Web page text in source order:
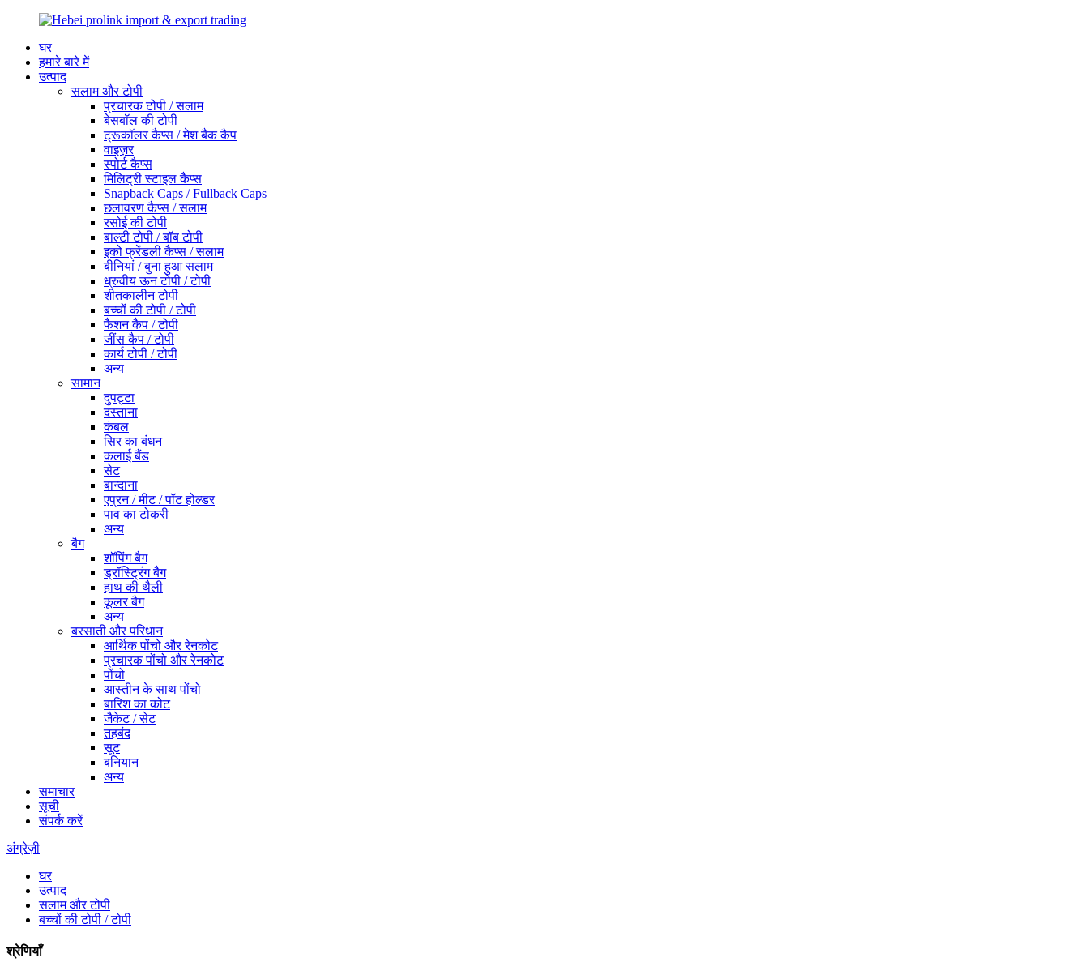
घर
हमारे बारे में
उत्पाद
सलाम और टोपी
प्रचारक टोपी / सलाम
बेसबॉल की टोपी
ट्रूकॉलर कैप्स / मेश बैक कैप
वाइज़र
स्पोर्ट कैप्स
मिलिट्री स्टाइल कैप्स
Snapback Caps / Fullback Caps
छलावरण कैप्स / सलाम
रसोई की टोपी
बाल्टी टोपी / बॉब टोपी
इको फ्रेंडली कैप्स / सलाम
बीनियां / बुना हुआ सलाम
ध्रुवीय ऊन टोपी / टोपी
शीतकालीन टोपी
बच्चों की टोपी / टोपी
फैशन कैप / टोपी
जींस कैप / टोपी
कार्य टोपी / टोपी
अन्य
सामान
दुपट्टा
दस्ताना
कंबल
सिर का बंधन
कलाई बैंड
सेट
बान्दाना
एप्रन / मीट / पॉट होल्डर
पाव का टोकरी
अन्य
बैग
शॉपिंग बैग
ड्रॉस्ट्रिंग बैग
हाथ की थैली
कूलर बैग
अन्य
बरसाती और परिधान
आर्थिक पोंचो और रेनकोट
प्रचारक पोंचो और रेनकोट
पोंचो
आस्तीन के साथ पोंचो
बारिश का कोट
जैकेट / सेट
तहबंद
सूट
बनियान
अन्य
समाचार
सूची
संपर्क करें
अंग्रेज़ी
घर
उत्पाद
सलाम और टोपी
बच्चों की टोपी / टोपी
श्रेणियाँ